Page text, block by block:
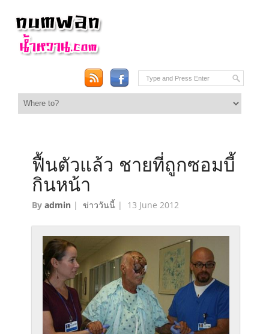
ฟื้นตัวแล้ว ชายที่ถูกซอมบี้
กินหน้า
Byadmin |ข่าววันนี้ | 13 June 2012